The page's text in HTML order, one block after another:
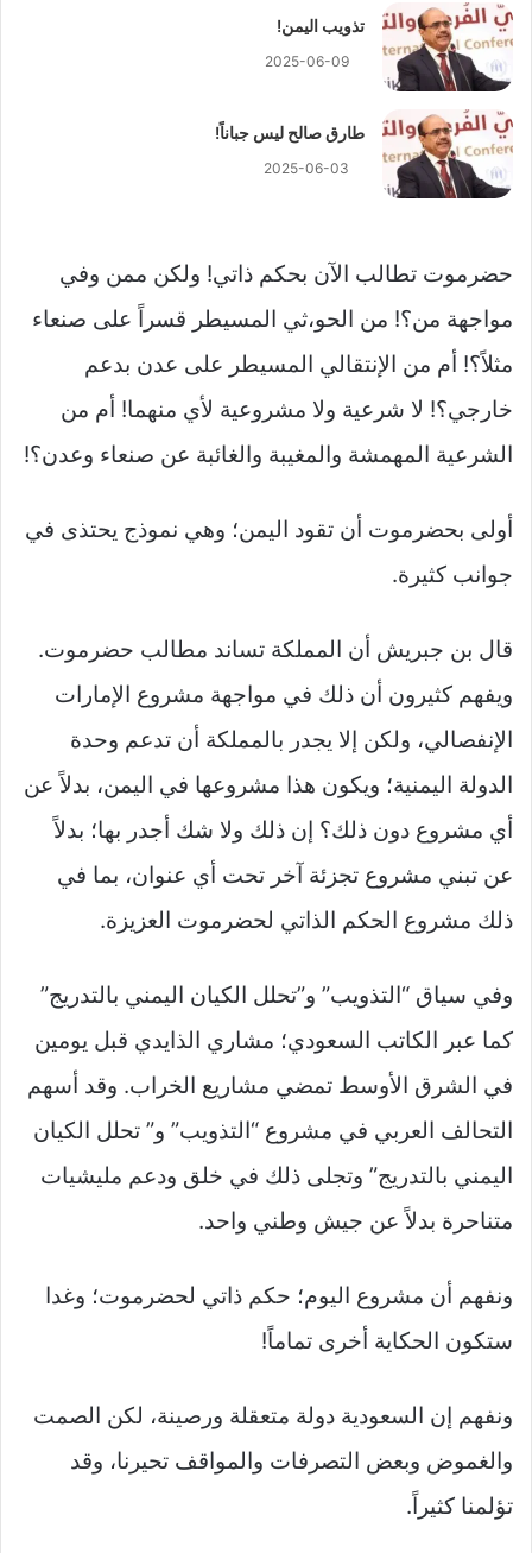
تذويب اليمن!
2025-06-09
طارق صالح ليس جباناً!
2025-06-03
حضرموت تطالب الآن بحكم ذاتي! ولكن ممن وفي
مواجهة من؟! من الحو،ثي المسيطر قسراً على صنعاء
مثلاً؟! أم من الإنتقالي المسيطر على عدن بدعم
خارجي؟! لا شرعية ولا مشروعية لأي منهما! أم من
الشرعية المهمشة والمغيبة والغائبة عن صنعاء وعدن؟!
أولى بحضرموت أن تقود اليمن؛ وهي نموذج يحتذى في
جوانب كثيرة.
قال بن جبريش أن المملكة تساند مطالب حضرموت.
ويفهم كثيرون أن ذلك في مواجهة مشروع الإمارات
الإنفصالي، ولكن إلا يجدر بالمملكة أن تدعم وحدة
الدولة اليمنية؛ ويكون هذا مشروعها في اليمن، بدلاً عن
أي مشروع دون ذلك؟ إن ذلك ولا شك أجدر بها؛ بدلاً
عن تبني مشروع تجزئة آخر تحت أي عنوان، بما في
ذلك مشروع الحكم الذاتي لحضرموت العزيزة.
وفي سياق “التذويب” و”تحلل الكيان اليمني بالتدريج”
كما عبر الكاتب السعودي؛ مشاري الذايدي قبل يومين
في الشرق الأوسط تمضي مشاريع الخراب. وقد أسهم
التحالف العربي في مشروع “التذويب” و” تحلل الكيان
اليمني بالتدريج” وتجلى ذلك في خلق ودعم مليشيات
متناحرة بدلاً عن جيش وطني واحد.
ونفهم أن مشروع اليوم؛ حكم ذاتي لحضرموت؛ وغدا
ستكون الحكاية أخرى تماماً!
ونفهم إن السعودية دولة متعقلة ورصينة، لكن الصمت
والغموض وبعض التصرفات والمواقف تحيرنا، وقد
تؤلمنا كثيراً.